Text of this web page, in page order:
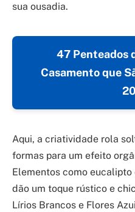
sua ousadia.
47 Penteados
Casamento que
Aqui, a criatividade rola
formas para um efeito
Elementos como
dão um toque rústico e
Lírios Brancos e Flores